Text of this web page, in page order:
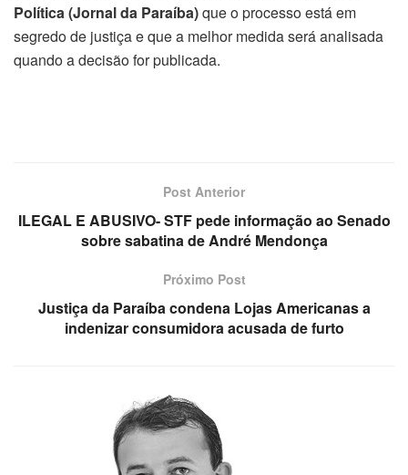
Política (Jornal da Paraíba)que o processo está em
segredo de justiça e que a melhor medida será analisada
quando a decisão for publicada.
Post Anterior
ILEGAL E ABUSIVO- STF pede informação ao Senado
sobre sabatina de André Mendonça
Próximo Post
Justiça da Paraíba condena Lojas Americanas a
indenizar consumidora acusada de furto